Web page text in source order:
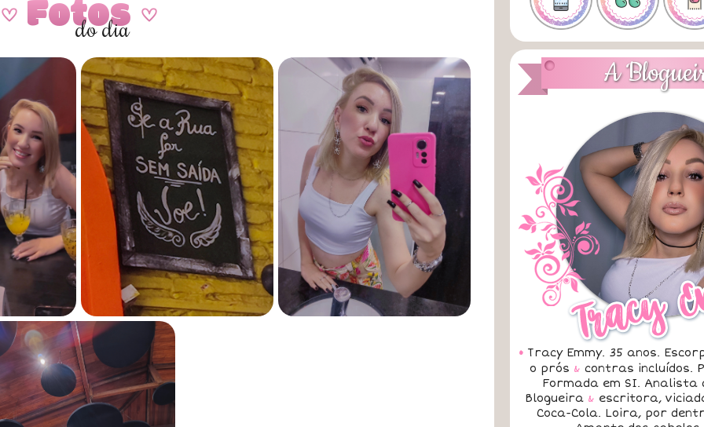
AFotos A
do dia
A
• Tracy Emmy. 35 anos.
o prós & contras incluídos.
Formada em SI. Analista
Blogueira & escritora,
Coca-Cola. Loira, por